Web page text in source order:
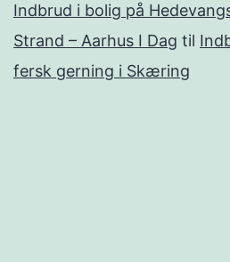
Indbrud i bolig på
Strand – Aarhus I Dag til
fersk gerning i Skæring